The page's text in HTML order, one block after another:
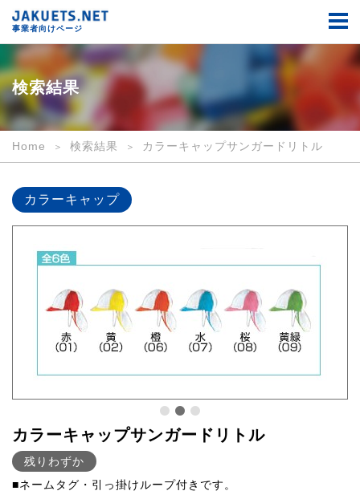
｜
事
業
向
｜
事業者向けページ
検索結果
Home 検索結果 カラーキャップサンガードリトル
カラーキャップ
カラーキャップサンガードリトル
残りわずか
■ネームタグ・引っ掛けループ付きです。